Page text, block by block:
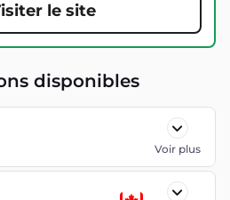
le site
disponibles
Voir plus